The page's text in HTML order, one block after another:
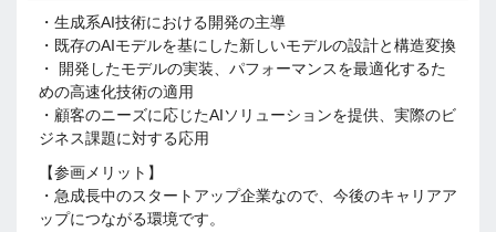
・生成系AI技術における開発の主導
・既存のAIモデルを基にした新しいモデルの設計と構造変換
・ 開発したモデルの実装、パフォーマンスを最適化するた
めの高速化技術の適用
・顧客のニーズに応じたAIソリューションを提供、実際のビ
ジネス課題に対する応用
【参画メリット】
・急成長中のスタートアップ企業なので、今後のキャリアア
ップにつながる環境です。